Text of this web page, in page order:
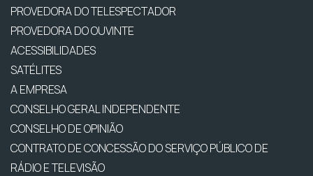
PROVEDORA DO TELESPECTADOR
PROVEDORA DO OUVINTE
ACESSIBILIDADES
SATÉLITES
A EMPRESA
CONSELHO GERAL INDEPENDENTE
CONSELHO DE OPINIÃO
CONTRATO DE CONCESSÃO DO SERVIÇO PÚBLICO DE
RÁDIO E TELEVISÃO